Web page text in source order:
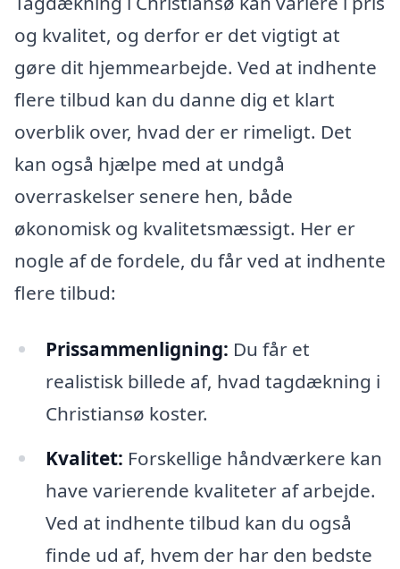
og kvalitet, og derfor er det vigtigt at
gøre dit hjemmearbejde. Ved at indhente
flere tilbud kan du danne dig et klart
overblik over, hvad der er rimeligt. Det
kan også hjælpe med at undgå
overraskelser senere hen, både
økonomisk og kvalitetsmæssigt. Her er
nogle af de fordele, du får ved at indhente
flere tilbud:
Prissammenligning: Du får et
realistisk billede af, hvad tagdækning i
Christiansø koster.
Kvalitet: Forskellige håndværkere kan
have varierende kvaliteter af arbejde.
Ved at indhente tilbud kan du også
finde ud af, hvem der har den bedste